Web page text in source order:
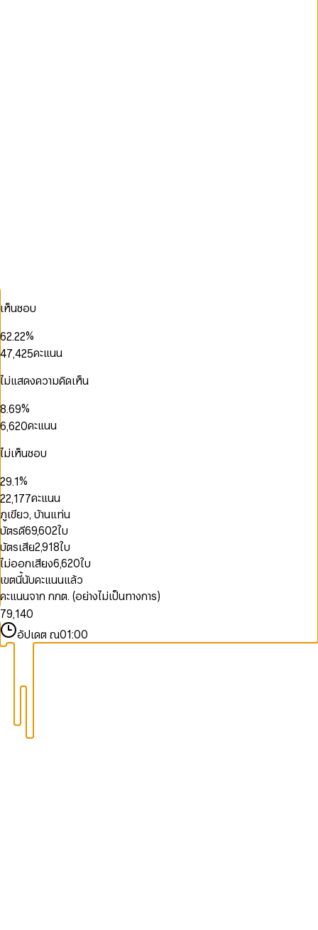
เห็นชอบ
2
4
6
7
8
9
0
2
3
4
5
6
7
8
9
.
0
2
3
4
5
6
7
8
9
0
2
3
4
5
6
7
8
9
%
0
1
3
4
6
8
9
3
4
6
7
9
,
1
3
4
6
8
9
0
1
2
4
6
7
8
2
3
4
5
7
9
คะแนน
ไม่แสดงความคิดเห็น
0
2
3
4
6
8
9
.
0
1
2
4
6
7
8
9
1
3
4
5
7
9%
0
1
2
3
5
6
8
,
0
1
2
3
5
6
8
1
2
4
6
7
8
9
0
2
4
5
6
7
8
9
คะแนน
ไม่เห็นชอบ
0
2
3
4
5
6
7
8
9
1
3
4
5
7
9.1
2
3
4
5
6
7
8
9
%
1
2
3
4
5
6
7
8
9
1
2
3
4
5
6
7
8
9
,
0
1
2
3
4
5
6
7
8
9
0
1
2
3
4
5
6
7
8
9
0
1
2
4
5
6
7
8
9
คะแนน
ภูเขียว, บ้านแท่น
บัตรดี69,602ใบ
บัตรเสีย2,918ใบ
ไม่ออกเสียง6,620ใบ
เขตนี้นับคะแนนแล้ว
คะแนนจาก กกต. (อย่างไม่เป็นทางการ)
0
1
2
3
4
5
6
7
8
9
0
1
2
3
4
5
6
7
8
9,
0
1
2
3
7
0
1
2
3
4
5
6
0
1
2
6
อัปเดต ณ01:00